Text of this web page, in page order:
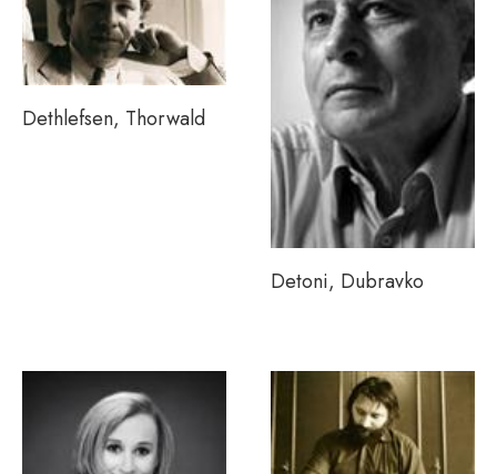
Dethlefsen, Thorwald
Detoni, Dubravko